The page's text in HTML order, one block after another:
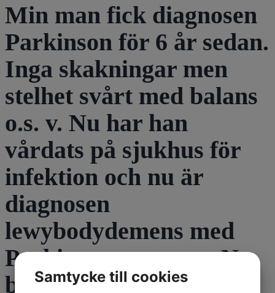
Min man fick diagnosen
Parkinson för 6 år sedan.
Inga skakningar men
stelhet svårt med balans
o.s. v. Nu har han
vårdats på sjukhus för
infektion och nu är
diagnosen
lewybodydemens med
Parkinsonsymptom. Nu
bor han på SÄBO och
Samtycke till cookies